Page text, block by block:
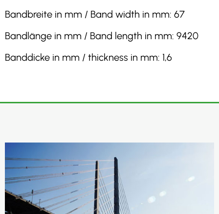
Bandbreite in mm / Band width in mm: 67
Bandlänge in mm / Band length in mm: 9420
Banddicke in mm / thickness in mm: 1,6